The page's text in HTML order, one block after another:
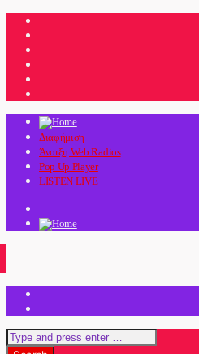
Διαφήμιση
Άνοιξη Web Radios
Pop Up Player
LISTEN LIVE